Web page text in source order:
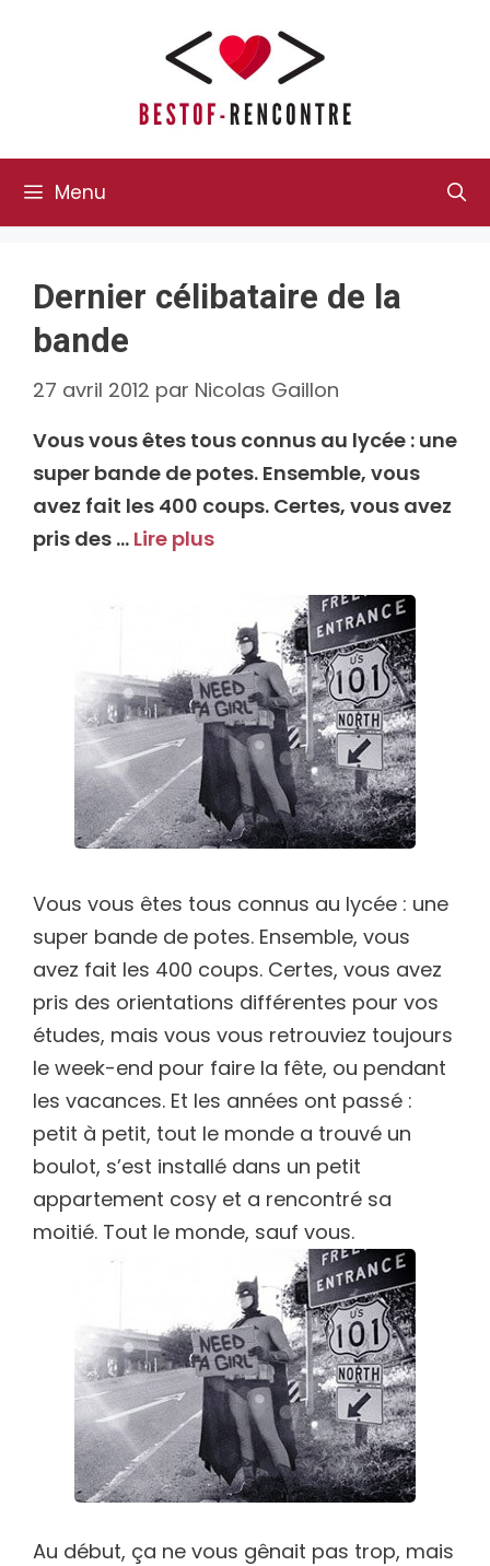
Menu
Dernier célibataire de la
bande
27 avril 2012 par Nicolas Gaillon
Vous vous êtes tous connus au lycée : une
super bande de potes. Ensemble, vous
avez fait les 400 coups. Certes, vous avez
pris des … Lire plus
Vous vous êtes tous connus au lycée : une
super bande de potes. Ensemble, vous
avez fait les 400 coups. Certes, vous avez
pris des orientations différentes pour vos
études, mais vous vous retrouviez toujours
le week-end pour faire la fête, ou pendant
les vacances. Et les années ont passé :
petit à petit, tout le monde a trouvé un
boulot, s’est installé dans un petit
appartement cosy et a rencontré sa
moitié. Tout le monde, sauf vous.
Au début, ça ne vous gênait pas trop, mais